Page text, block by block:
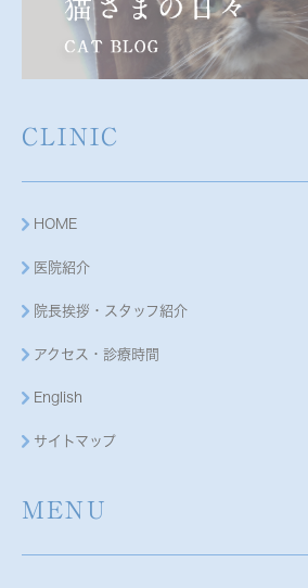
CLINIC
HOME
医院紹介
院長挨拶・スタッフ紹介
アクセス・診療時間
English
サイトマップ
MENU